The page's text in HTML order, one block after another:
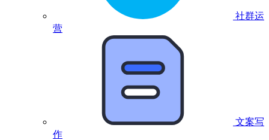
社群运
营
文案写
作